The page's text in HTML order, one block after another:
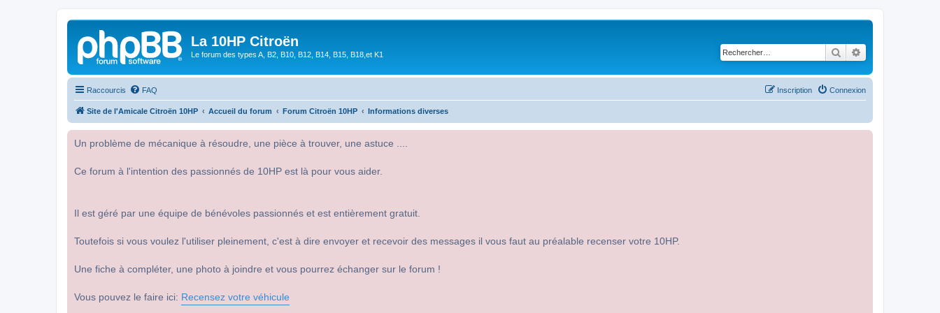
La 10HP Citroën
Le forum des types A, B2, B10, B12, B14, B15, B18,et K1 Rechercher
Raccourcis FAQ Connexion
Inscription
Site de l'Amicale Citroën 10HP Accueil du forum Forum Citroën 10HP Informations diverses
Un problème de mécanique à résoudre, une pièce à trouver, une astuce ....
Ce forum à l'intention des passionnés de 10HP est là pour vous aider.
Il est géré par une équipe de bénévoles passionnés et est entièrement gratuit.
Toutefois si vous voulez l'utiliser pleinement, c'est à dire envoyer et recevoir des messages il vous faut au préalable recenser votre 10HP.
Une fiche à compléter, une photo à joindre et vous pourrez échanger sur le forum !
Vous pouvez le faire ici: Recensez votre véhicule